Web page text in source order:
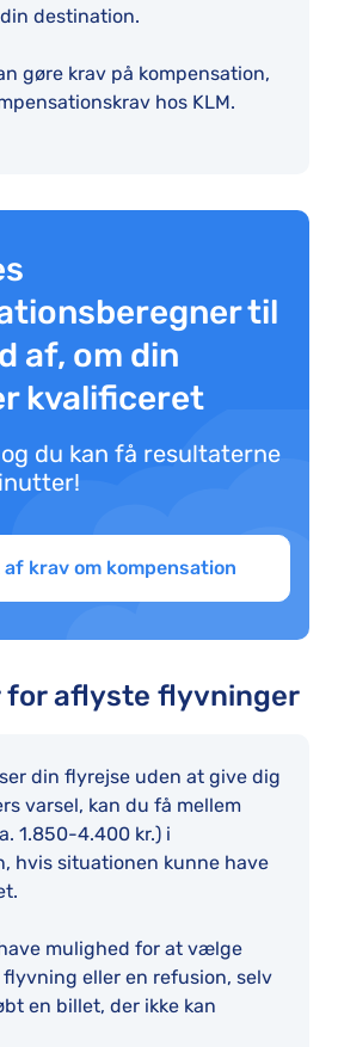
destination.
gøre krav på kompensation,
hos KLM.
til
af, om din
kvalificeret
du kan få resultaterne
krav om kompensation
for aflyste flyvninger
din flyrejse uden at give dig
varsel, kan du få mellem
1.850-4.400 kr.) i
hvis situationen kunne have
mulighed for at vælge
flyvning eller en refusion, selv
en billet, der ikke kan